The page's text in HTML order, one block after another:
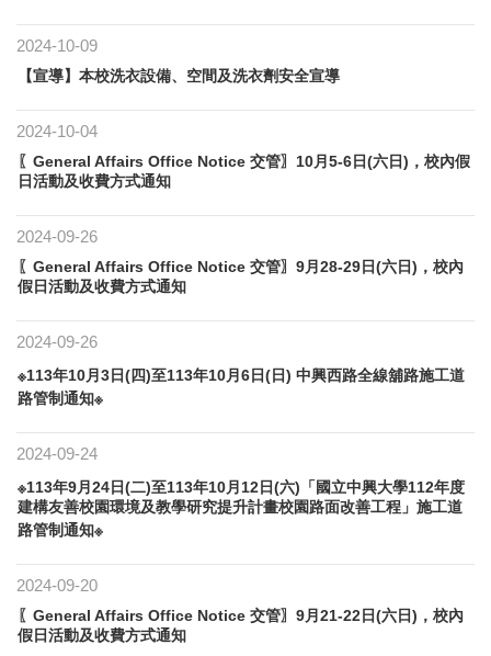
2024-10-09
【宣導】本校洗衣設備、空間及洗衣劑安全宣導
2024-10-04
〖General Affairs Office Notice 交管〗10月5-6日(六日)，校內假
日活動及收費方式通知
2024-09-26
〖General Affairs Office Notice 交管〗9月28-29日(六日)，校內
假日活動及收費方式通知
2024-09-26
※113年10月3日(四)至113年10月6日(日) 中興西路全線舖路施工道
路管制通知※
2024-09-24
※113年9月24日(二)至113年10月12日(六)「國立中興大學112年度
建構友善校園環境及教學研究提升計畫校園路面改善工程」施工道
路管制通知※
2024-09-20
〖General Affairs Office Notice 交管〗9月21-22日(六日)，校內
假日活動及收費方式通知